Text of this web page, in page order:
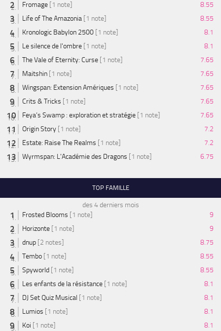
Fromage [1 note]
8.55
Life of The Amazonia [1 note]
8.55
Kronologic Babylon 2500 [1 note]
8.1
Le silence de l'ombre [1 note]
8.1
The Vale of Eternity: Curse [1 note]
7.65
Maitshin [1 note]
7.65
Wingspan: Extension Amériques [1 note]
7.65
Crits & Tricks [1 note]
7.65
Feya’s Swamp : exploration et stratégie [1 note]
7.65
Origin Story [1 note]
7.2
Estate: Raise The Realms [1 note]
7.2
Wyrmspan: L'Académie des Dragons [1 note] 6.75
TOP FAMILLE
des 4 derniers mois
Frosted Blooms [1 note]
9
Horizonte [1 note]
9
dnup [2 notes]
8.75
Tembo [1 note]
8.55
Spyworld [1 note]
8.55
Les enfants de la résistance [1 note]
8.1
DJ Set Quiz Musical [1 note]
8.1
Lumios [1 note]
8.1
Koi [1 note] 8.1